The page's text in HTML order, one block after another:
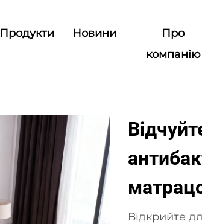
Продукти Новини
Про
компанію
Відкрийте